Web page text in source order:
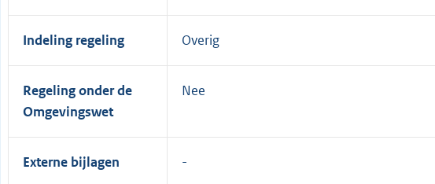
Indeling regeling Overig
Regeling onder de
Omgevingswet
Nee
Externe bijlagen